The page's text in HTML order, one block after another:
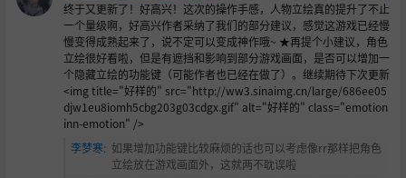
终于又更新了！好高兴！这次的操作手感，人物立绘真的提升了不止
一个量级啊，好高兴作者采纳了我们的部分建议，感觉这游戏已经慢
慢变得成熟起来了，说不定可以变成神作哦~ ★再提个小建议，角色
立绘很好看啦，但是有遮挡和影响到部分游戏画面，是否可以增加一
个隐藏立绘的功能键（可能作者也已经在做了）。继续期待下次更新
<img title="好样的" src="http://ww3.sinaimg.cn/large/686ee05
djw1eu8iomh5cbg203g03cdgx.gif" alt="好样的" class="emotion
inn-emotion" />
李梦寒: 如果增加功能键比较麻烦的话也可以考虑像rr那样把角色
立绘放在游戏画面外，这就两不耽误啦